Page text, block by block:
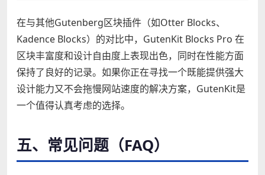
在与其他Gutenberg区块插件（如Otter Blocks、
Kadence Blocks）的对比中，GutenKit Blocks Pro 在
区块丰富度和设计自由度上表现出色，同时在性能方面
保持了良好的记录。如果你正在寻找一个既能提供强大
设计能力又不会拖慢网站速度的解决方案，GutenKit是
一个值得认真考虑的选择。
五、常见问题（FAQ）